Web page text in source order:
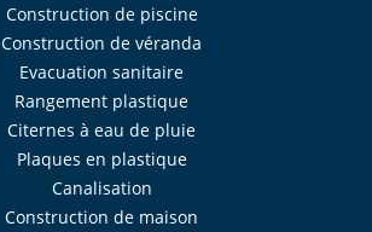
Construction de piscine
Construction de véranda
Evacuation sanitaire
Rangement plastique
Citernes à eau de pluie
Plaques en plastique
Canalisation
Construction de maison